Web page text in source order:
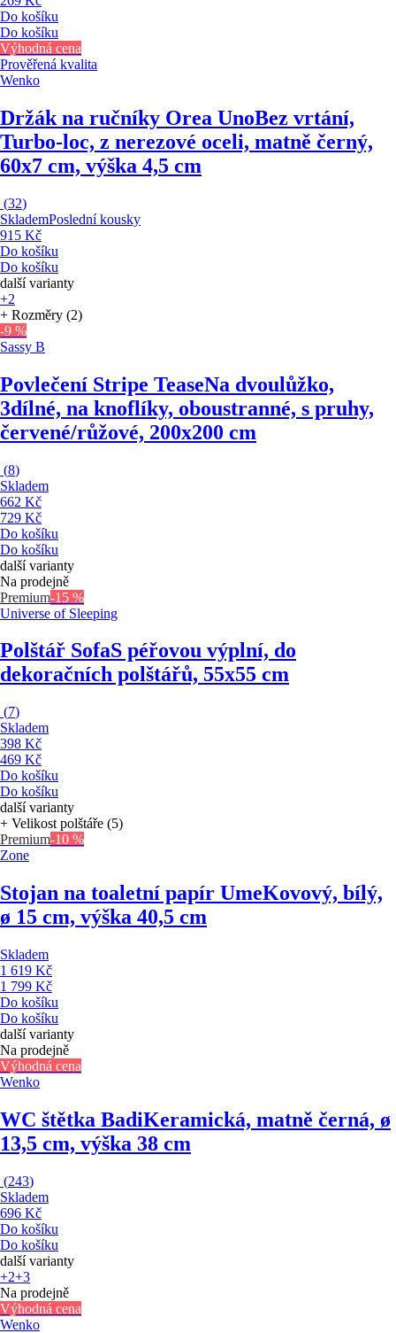
Do košíku
Do košíku
Výhodná cena
Prověřená kvalita
Wenko
Držák na ručníky Orea UnoBez vrtání,
Turbo-loc, z nerezové oceli, matně černý,
60x7 cm, výška 4,5 cm
(32)
SklademPoslední kousky
915 Kč
Do košíku
Do košíku
další varianty
+2
+ Rozměry (2)
-9 %
Sassy B
Povlečení Stripe TeaseNa dvoulůžko,
3dílné, na knoflíky, oboustranné, s pruhy,
červené/růžové, 200x200 cm
(8)
Skladem
662 Kč
729 Kč
Do košíku
Do košíku
další varianty
Na prodejně
Premium-15 %
Universe of Sleeping
Polštář SofaS péřovou výplní, do
dekoračních polštářů, 55x55 cm
(7)
Skladem
398 Kč
469 Kč
Do košíku
Do košíku
další varianty
+ Velikost polštáře (5)
Premium-10 %
Zone
Stojan na toaletní papír UmeKovový, bílý,
ø 15 cm, výška 40,5 cm
Skladem
1 619 Kč
1 799 Kč
Do košíku
Do košíku
další varianty
Na prodejně
Výhodná cena
Wenko
WC štětka BadiKeramická, matně černá, ø
13,5 cm, výška 38 cm
(243)
Skladem
696 Kč
Do košíku
Do košíku
další varianty
+2+3
Na prodejně
Výhodná cena
Wenko